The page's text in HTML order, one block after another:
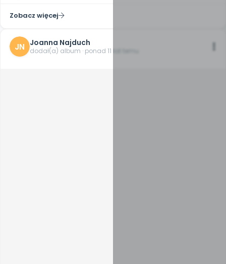
Zobacz więcej
JN Joanna Najduch
dodał(a) album · ponad 11 lat temu